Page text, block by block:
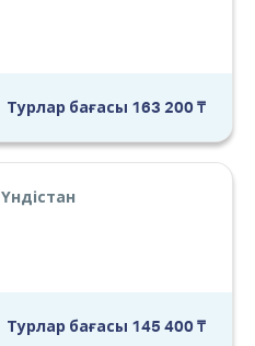
Турлар бағасы 163 200 ₸
Үндістан
Турлар бағасы 145 400 ₸